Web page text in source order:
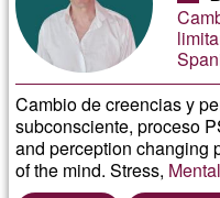
Cambio de creencias y
subconsciente, proceso
and perception changing
of the mind. Stress,